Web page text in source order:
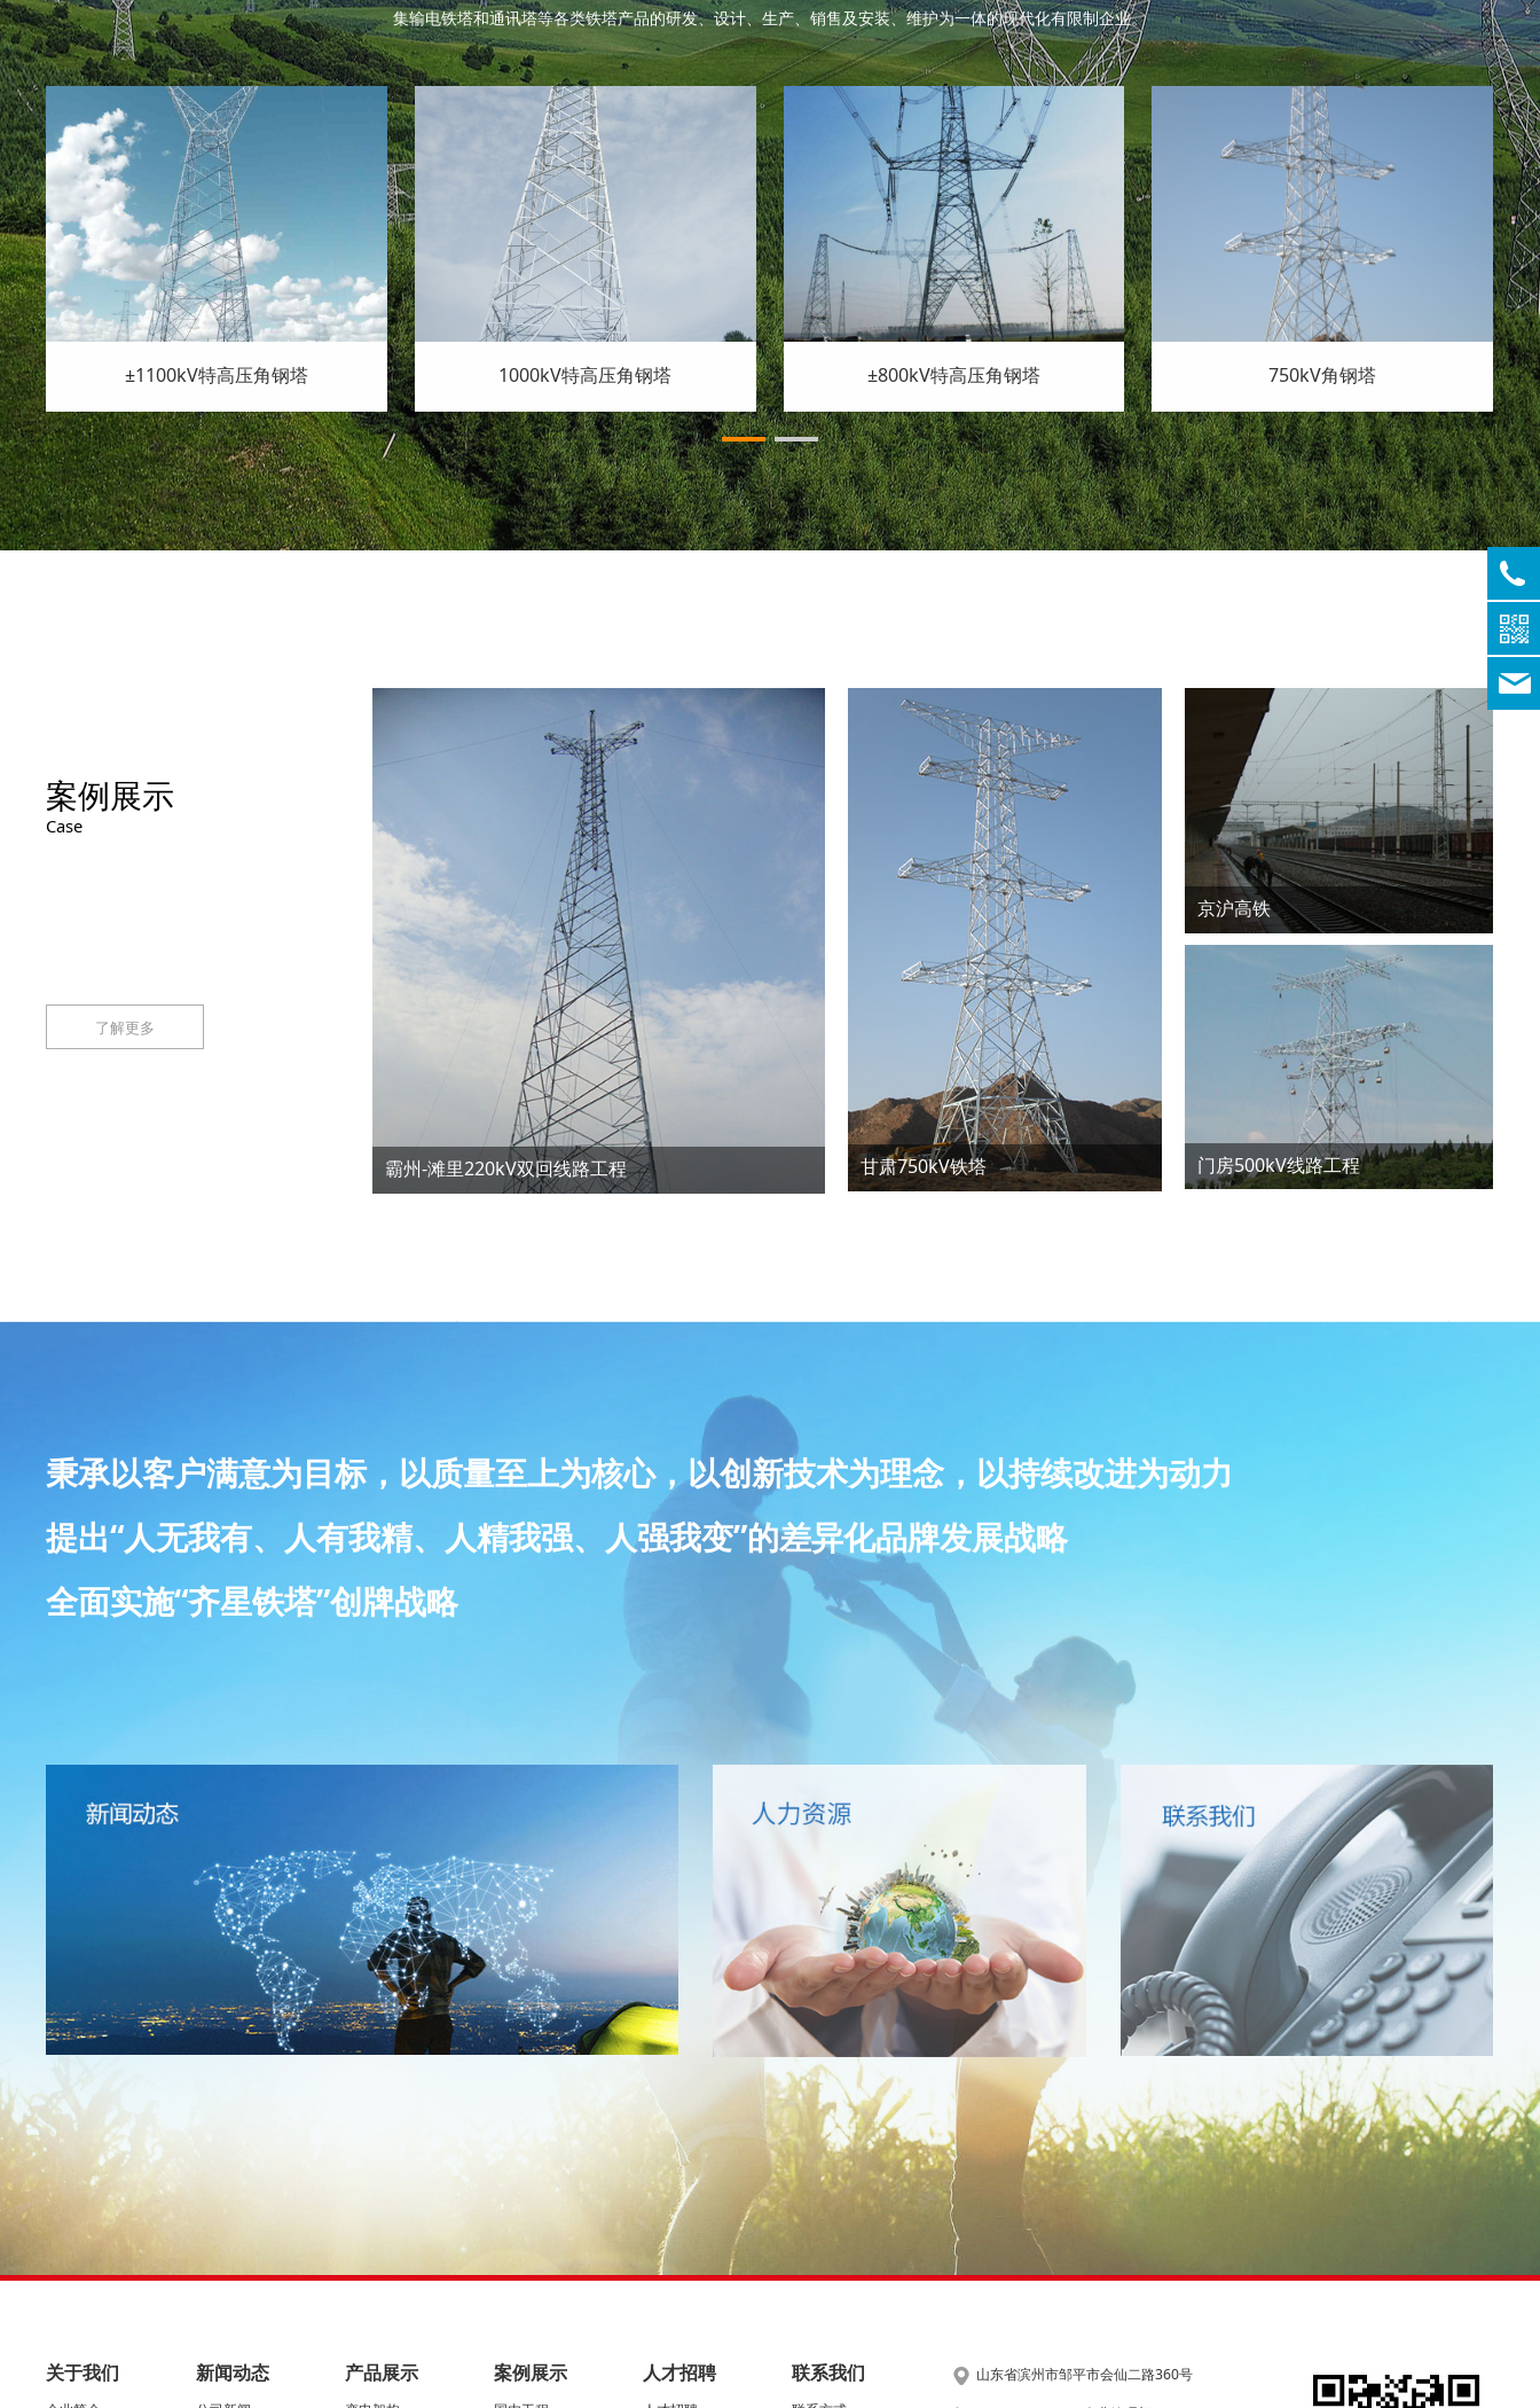
集输电铁塔和通讯塔等各类铁塔产品的研发、设计、生产、销售及安装、维护为一体的现代化有限制企业。
500kV转角角钢塔 500kV变电架构 330kV变电站 220kV单回转角角钢塔
案例展示
Case
了解更多
霸州-滩里220kV双回线路工程 甘肃750kV铁塔
京沪高铁
门房500kV线路工程
秉承以客户满意为目标，以质量至上为核心，以创新技术为理念，以持续改进为动力
提出“人无我有、人有我精、人精我强、人强我变”的差异化品牌发展战略
全面实施“齐星铁塔”创牌战略
关于我们 新闻动态 产品展示 案例展示 人才招聘 联系我们
山东省滨州市邹平市会仙二路360号